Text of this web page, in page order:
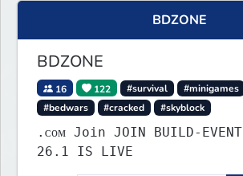
BDZONE
BDZONE
16 122 #survival #minigames
#bedwars
#cracked #skyblock
.ᴄᴏᴍ Join JOIN BUILD-EVENT UPDATE
26.1 IS LIVE